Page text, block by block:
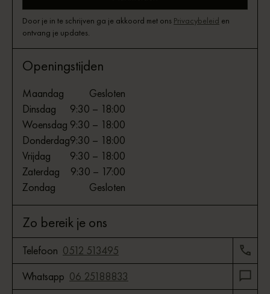
Door je in te schrijven ga je akkoord met ons Privacybeleid en
ontvang je updates.
Openingstijden
Maandag
Gesloten
Dinsdag
9:30 – 18:00
Woensdag 9:30 – 18:00
Donderdag9:30 – 18:00
Vrijdag
9:30 – 18:00
Zaterdag
9:30 – 17:00
Zondag
Gesloten
Zo bereik je ons
Telefoon 0512 513495
Whatsapp 06 25188833